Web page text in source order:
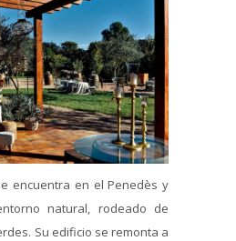
encuentra en el Penedès y
natural, rodeado de
Su edificio se remonta a